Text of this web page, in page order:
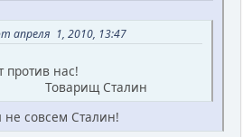
апреля 1, 2010, 13:47
против нас!
Сталин
совсем Сталин!